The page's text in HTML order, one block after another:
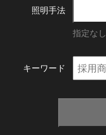
照明手法
指定なし
キーワード